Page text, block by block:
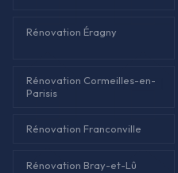
Rénovation Éragny
Rénovation Cormeilles-en-
Parisis
Rénovation Franconville
Rénovation Bray-et-Lû